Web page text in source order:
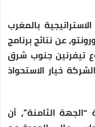
بالمغرب
عن نتائج برنامج
تيفرنين جنوب شرق
خيار الاستحواذ
الثامنة”، أن